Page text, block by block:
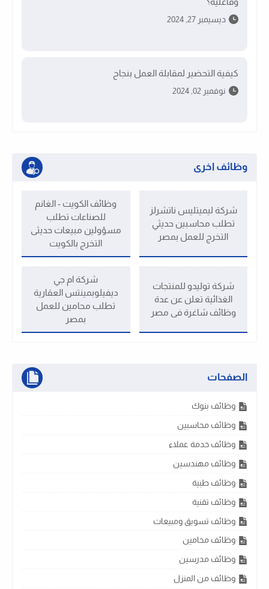
ديسيمبر 27, 2024
كيفية التحضير لمقابلة العمل بنجاح
نوفمبر 02, 2024
وظائف اخرى
شركة ليميتليس ناتشرلز
تطلب محاسبين حديثي
التخرج للعمل بمصر
وظائف الكويت - الغانم
للصناعات تطلب
مسؤولين مبيعات حديثى
التخرج بالكويت
شركة توليدو للمنتجات
الغذائية تعلن عن عدة
وظائف شاغرة فى مصر
شركة ام جي
ديفيلوبمينتس العقارية
تطلب محامين للعمل
بمصر
الصفحات
وظائف بنوك
وظائف محاسبين
وظائف خدمة عملاء
وظائف مهندسين
وظائف طبية
وظائف تقنية
وظائف تسويق ومبيعات
وظائف محامين
وظائف مدرسين
وظائف من المنزل